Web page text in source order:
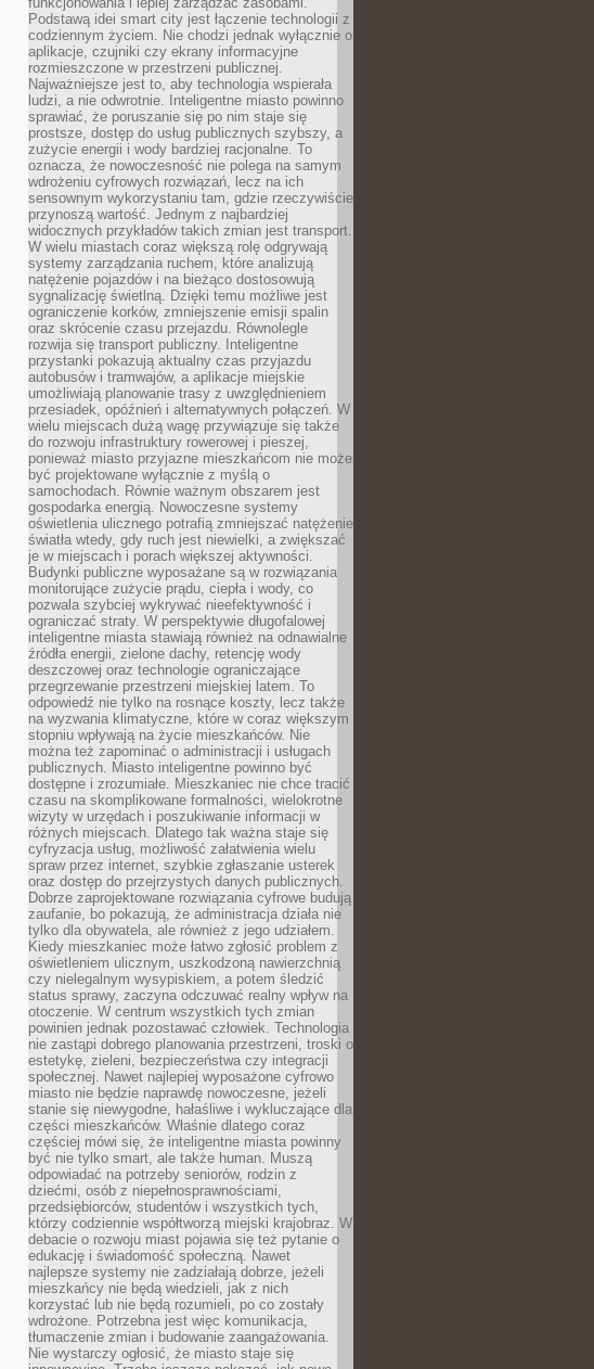
Podstawą idei smart city jest łączenie technologii z
codziennym życiem. Nie chodzi jednak wyłącznie o
aplikacje, czujniki czy ekrany informacyjne
rozmieszczone w przestrzeni publicznej.
Najważniejsze jest to, aby technologia wspierała
ludzi, a nie odwrotnie. Inteligentne miasto powinno
sprawiać, że poruszanie się po nim staje się
prostsze, dostęp do usług publicznych szybszy, a
zużycie energii i wody bardziej racjonalne. To
oznacza, że nowoczesność nie polega na samym
wdrożeniu cyfrowych rozwiązań, lecz na ich
sensownym wykorzystaniu tam, gdzie rzeczywiście
przynoszą wartość. Jednym z najbardziej
widocznych przykładów takich zmian jest transport.
W wielu miastach coraz większą rolę odgrywają
systemy zarządzania ruchem, które analizują
natężenie pojazdów i na bieżąco dostosowują
sygnalizację świetlną. Dzięki temu możliwe jest
ograniczenie korków, zmniejszenie emisji spalin
oraz skrócenie czasu przejazdu. Równolegle
rozwija się transport publiczny. Inteligentne
przystanki pokazują aktualny czas przyjazdu
autobusów i tramwajów, a aplikacje miejskie
umożliwiają planowanie trasy z uwzględnieniem
przesiadek, opóźnień i alternatywnych połączeń. W
wielu miejscach dużą wagę przywiązuje się także
do rozwoju infrastruktury rowerowej i pieszej,
ponieważ miasto przyjazne mieszkańcom nie może
być projektowane wyłącznie z myślą o
samochodach. Równie ważnym obszarem jest
gospodarka energią. Nowoczesne systemy
oświetlenia ulicznego potrafią zmniejszać natężenie
światła wtedy, gdy ruch jest niewielki, a zwiększać
je w miejscach i porach większej aktywności.
Budynki publiczne wyposażane są w rozwiązania
monitorujące zużycie prądu, ciepła i wody, co
pozwala szybciej wykrywać nieefektywność i
ograniczać straty. W perspektywie długofalowej
inteligentne miasta stawiają również na odnawialne
źródła energii, zielone dachy, retencję wody
deszczowej oraz technologie ograniczające
przegrzewanie przestrzeni miejskiej latem. To
odpowiedź nie tylko na rosnące koszty, lecz także
na wyzwania klimatyczne, które w coraz większym
stopniu wpływają na życie mieszkańców. Nie
można też zapominać o administracji i usługach
publicznych. Miasto inteligentne powinno być
dostępne i zrozumiałe. Mieszkaniec nie chce tracić
czasu na skomplikowane formalności, wielokrotne
wizyty w urzędach i poszukiwanie informacji w
różnych miejscach. Dlatego tak ważna staje się
cyfryzacja usług, możliwość załatwienia wielu
spraw przez internet, szybkie zgłaszanie usterek
oraz dostęp do przejrzystych danych publicznych.
Dobrze zaprojektowane rozwiązania cyfrowe budują
zaufanie, bo pokazują, że administracja działa nie
tylko dla obywatela, ale również z jego udziałem.
Kiedy mieszkaniec może łatwo zgłosić problem z
oświetleniem ulicznym, uszkodzoną nawierzchnią
czy nielegalnym wysypiskiem, a potem śledzić
status sprawy, zaczyna odczuwać realny wpływ na
otoczenie. W centrum wszystkich tych zmian
powinien jednak pozostawać człowiek. Technologia
nie zastąpi dobrego planowania przestrzeni, troski o
estetykę, zieleni, bezpieczeństwa czy integracji
społecznej. Nawet najlepiej wyposażone cyfrowo
miasto nie będzie naprawdę nowoczesne, jeżeli
stanie się niewygodne, hałaśliwe i wykluczające dla
części mieszkańców. Właśnie dlatego coraz
częściej mówi się, że inteligentne miasta powinny
być nie tylko smart, ale także human. Muszą
odpowiadać na potrzeby seniorów, rodzin z
dziećmi, osób z niepełnosprawnościami,
przedsiębiorców, studentów i wszystkich tych,
którzy codziennie współtworzą miejski krajobraz. W
debacie o rozwoju miast pojawia się też pytanie o
edukację i świadomość społeczną. Nawet
najlepsze systemy nie zadziałają dobrze, jeżeli
mieszkańcy nie będą wiedzieli, jak z nich
korzystać lub nie będą rozumieli, po co zostały
wdrożone. Potrzebna jest więc komunikacja,
tłumaczenie zmian i budowanie zaangażowania.
Nie wystarczy ogłosić, że miasto staje się